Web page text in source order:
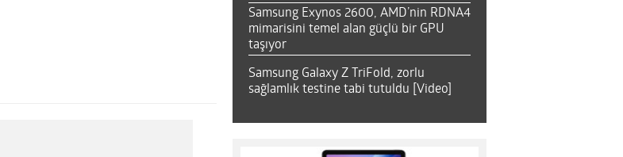
Samsung Exynos 2600, AMD’nin RDNA4
mimarisini temel alan güçlü bir GPU
taşıyor
Samsung Galaxy Z TriFold, zorlu
sağlamlık testine tabi tutuldu [Video]